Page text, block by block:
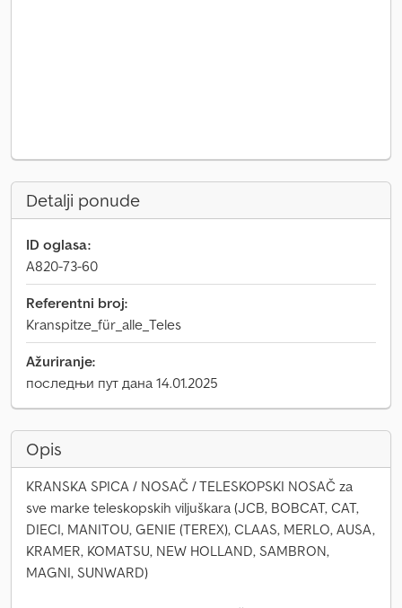
Detalji ponude
ID oglasa:
A820-73-60
Referentni broj:
Kranspitze_für_alle_Teles
Ažuriranje:
последњи пут дана 14.01.2025
Opis
KRANSKA SPICA / NOSAČ / TELESKOPSKI NOSAČ za
sve marke teleskopskih viljuškara (JCB, BOBCAT, CAT,
DIECI, MANITOU, GENIE (TEREX), CLAAS, MERLO, AUSA,
KRAMER, KOMATSU, NEW HOLLAND, SAMBRON,
MAGNI, SUNWARD)